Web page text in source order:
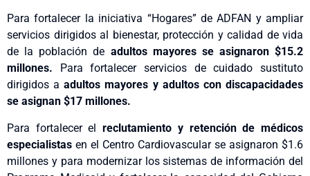
Para fortalecer la iniciativa “Hogares” de ADFAN y ampliar
servicios dirigidos al bienestar, protección y calidad de vida
de la población de adultos mayores se asignaron $15.2
millones. Para fortalecer servicios de cuidado sustituto
dirigidos aadultos mayores y adultos con discapacidades
se asignan $17 millones.
Para fortalecer elreclutamiento y retención de médicos
especialistas en el Centro Cardiovascular se asignaron $1.6
millones y para modernizar los sistemas de información del